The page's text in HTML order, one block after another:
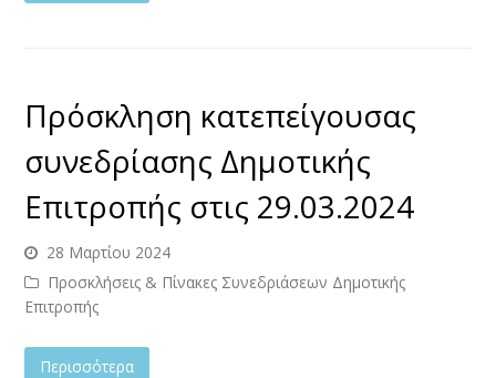
Πρόσκληση κατεπείγουσας
συνεδρίασης Δημοτικής
Επιτροπής στις 29.03.2024
28 Μαρτίου 2024
Προσκλήσεις & Πίνακες Συνεδριάσεων Δημοτικής
Επιτροπής
Περισσότερα